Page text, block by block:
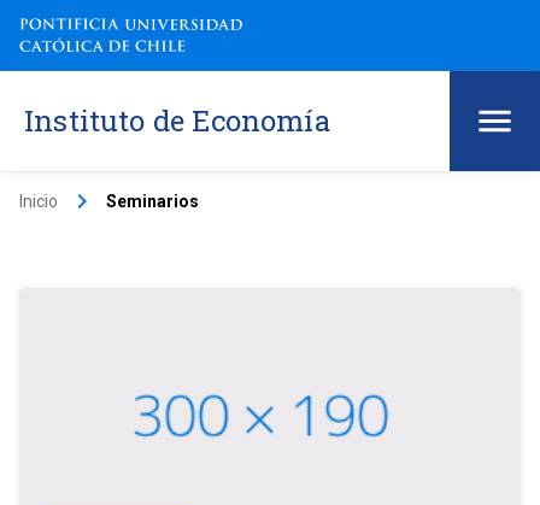
Instituto de Economía
Inicio keyboard_arrow_right Seminarios